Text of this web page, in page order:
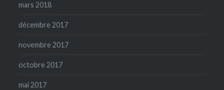
mars 2018
décembre 2017
novembre 2017
octobre 2017
mai 2017